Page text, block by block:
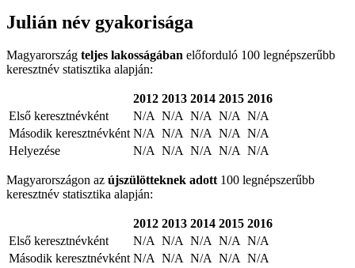
Julián név gyakorisága
Magyarország teljes lakosságában előforduló 100 legnépszerűbb
keresztnév statisztika alapján:
2012 2013 2014 2015 2016
Első keresztnévként
N/A N/A N/A N/A N/A
Második keresztnévként N/A N/A N/A N/A N/A
Helyezése
N/A N/A N/A N/A N/A
Magyarországon az újszülötteknek adott100 legnépszerűbb
keresztnév statisztika alapján:
2012 2013 2014 2015 2016
Első keresztnévként
N/A N/A N/A N/A N/A
Második keresztnévként N/A N/A N/A N/A N/A